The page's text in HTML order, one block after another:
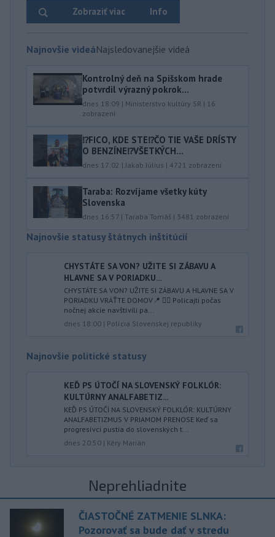
Info
Zobraziť viac
Najnovšie videáNajsledovanejšie videá
Kontrolný deň na Spišskom hrade
potvrdil výrazný pokrok...
dnes 18:09 | Ministerstvo kultúry SR | 16
zobrazení
⁉️FICO, KDE STE⁉️ČO TIE VAŠE DRÍSTY
O BENZÍNE⁉️VŠETKÝCH...
dnes 17:02 | Jakab Július | 4721 zobrazení
Taraba: Rozvíjame všetky kúty
Slovenska
dnes 16:57 | Taraba Tomáš | 3481 zobrazení
Najnovšie statusy štátnych inštitúcií
CHYSTÁTE SA VON? UŽITE SI ZÁBAVU A
HLAVNE SA V PORIADKU...
CHYSTÁTE SA VON? UŽITE SI ZÁBAVU A HLAVNE SA V
PORIADKU VRÁŤTE DOMOV📍 👮‍♂️ Policajti počas
nočnej akcie navštívili pa...
dnes 18:00 | Polícia Slovenskej republiky
Najnovšie politické statusy
KEĎ PS ÚTOČÍ NA SLOVENSKÝ FOLKLÓR:
KULTÚRNY ANALFABETIZ...
KEĎ PS ÚTOČÍ NA SLOVENSKÝ FOLKLÓR: KULTÚRNY
ANALFABETIZMUS V PRIAMOM PRENOSE Keď sa
progresívci pustia do slovenských t...
dnes 20:50 | Kéry Marián
Neprehliadnite
ČIASTOČNÉ ZATMENIE SLNKA:
Pozorovať sa bude dať v stredu